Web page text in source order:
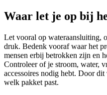
Waar let je op bij
Let vooral op wateraansluiting,
druk. Bedenk vooraf waar het
mensen erbij betrokken zijn en
Controleer of je stroom, water,
accessoires nodig hebt. Door
welk pakket past.